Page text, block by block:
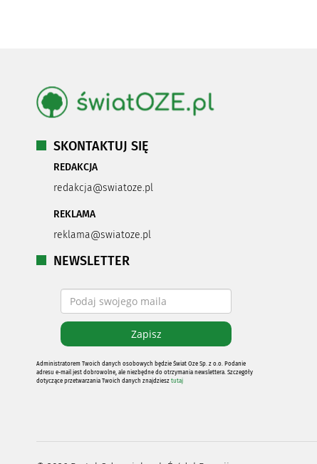
SKONTAKTUJ SIĘ
REDAKCJA
redakcja@swiatoze.pl
REKLAMA
reklama@swiatoze.pl
NEWSLETTER
Administratorem Twoich danych osobowych będzie Świat Oze Sp. z o.o. Podanie
adresu e-mail jest dobrowolne, ale niezbędne do otrzymania newslettera. Szczegóły
dotyczące przetwarzania Twoich danych znajdziesz tutaj